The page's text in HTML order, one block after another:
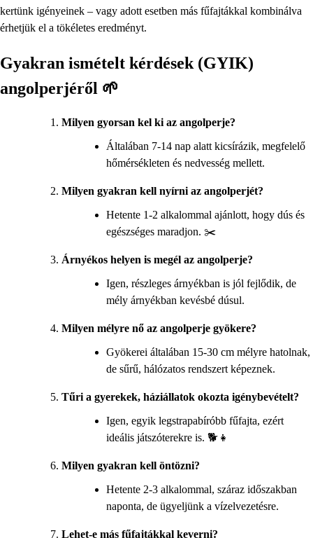
kertünk igényeinek – vagy adott esetben más fűfajtákkal kombinálva
érhetjük el a tökéletes eredményt.
Gyakran ismételt kérdések (GYIK)
angolperjéről 🌱
Milyen gyorsan kel ki az angolperje?
Általában 7-14 nap alatt kicsírázik, megfelelő
hőmérsékleten és nedvesség mellett.
Milyen gyakran kell nyírni az angolperjét?
Hetente 1-2 alkalommal ajánlott, hogy dús és
egészséges maradjon. ✂️
Árnyékos helyen is megél az angolperje?
Igen, részleges árnyékban is jól fejlődik, de
mély árnyékban kevésbé dúsul.
Milyen mélyre nő az angolperje gyökere?
Gyökerei általában 15-30 cm mélyre hatolnak,
de sűrű, hálózatos rendszert képeznek.
Tűri a gyerekek, háziállatok okozta igénybevételt?
Igen, egyik legstrapabíróbb fűfajta, ezért
ideális játszóterekre is. 🐕👧
Milyen gyakran kell öntözni?
Hetente 2-3 alkalommal, száraz időszakban
naponta, de ügyeljünk a vízelvezetésre.
Lehet-e más fűfajtákkal keverni?